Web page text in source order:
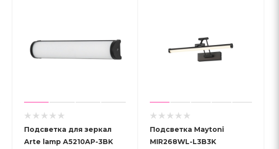
Подсветка для зеркал
Arte lamp A5210AP-3BK
Подсветка Maytoni
MIR268WL-L3B3K